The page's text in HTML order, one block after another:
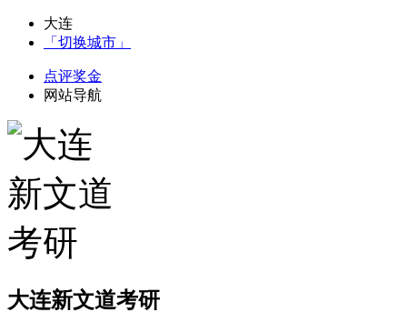
大连
「切换城市」
点评奖金
网站导航
大连新文道考研